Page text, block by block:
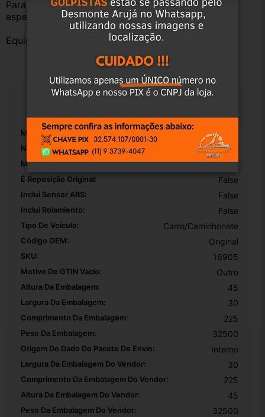
Para evitar problemas, consulte um profissional
especializado.
Equipe DESMONTE ARUJÁ.
Marca: Chevrolet
Número De Peça: 01
Modelo: Onix
É Reposição Original: False
Inclui Sensor ABS: False
Inclui Rolamiento: False
Tipo De Veículo: Carro/Caminhonete
Código OEM: Original
SKU: 16905
Motivo De GTIN Vacío: Outro
Altura Da Embalagem: 45
Largura Da Embalagem: 30
Comprimento Da Embalagem: 225
Peso Da Embalagem: 32500
Origem Do Dado Do Pacote De Envio: Interno
Largura Da Embalagem Do Vendor: 30
Comprimento Da Embalagem Do Vendor: 225
Altura Da Embalagem Do Vendor: 45
Peso Da Embalagem Do Vendor: 32500